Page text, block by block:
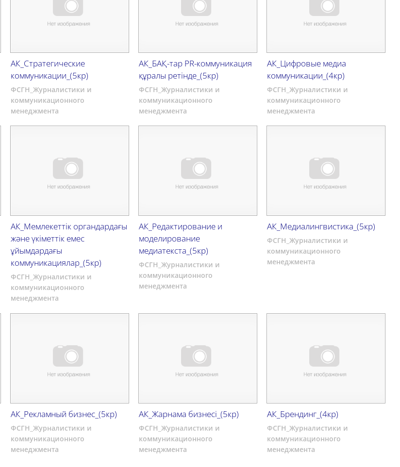
АК_Стратегические
коммуникации_(5кр)
ФСГН_Журналистики и
коммуникационного
менеджмента
АК_БАҚ-тар PR-коммуникация
құралы ретінде_(5кр)
ФСГН_Журналистики и
коммуникационного
менеджмента
АК_Цифровые медиа
коммуникации_(4кр)
ФСГН_Журналистики и
коммуникационного
менеджмента
АК_Мемлекеттік органдардағы
және үкіметтік емес
ұйымдардағы
коммуникациялар_(5кр)
ФСГН_Журналистики и
коммуникационного
менеджмента
АК_Редактирование и
моделирование
медиатекста_(5кр)
ФСГН_Журналистики и
коммуникационного
менеджмента
АК_Медиалингвистика_(5кр)
ФСГН_Журналистики и
коммуникационного
менеджмента
АК_Рекламный бизнес_(5кр)
ФСГН_Журналистики и
коммуникационного
менеджмента
АК_Жарнама бизнесі_(5кр)
ФСГН_Журналистики и
коммуникационного
менеджмента
АК_Брендинг_(4кр)
ФСГН_Журналистики и
коммуникационного
менеджмента